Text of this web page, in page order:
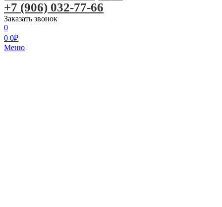
+7 (906) 032-77-66
Заказать звонок
0
0 0₽
Меню